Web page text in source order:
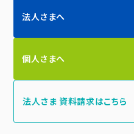
法人さまへ
個人さまへ
法人さま 資料請求はこちら